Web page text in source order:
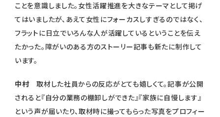
ことを意識しました。女性活躍推進を大きなテーマとして掲げ
てはいましたが、あえて女性にフォーカスしすぎるのではなく、
フラットに日立でいろんな人が活躍しているということを伝え
たかった。障がいのある方のストーリー記事も新たに制作して
います。
中村取材した社員からの反応がとても嬉しくて。記事が公開
されると『自分の業務の棚卸しができた』『家族に自慢します』
という声が届いたり、取材時に撮ってもらった写真をプロフィー